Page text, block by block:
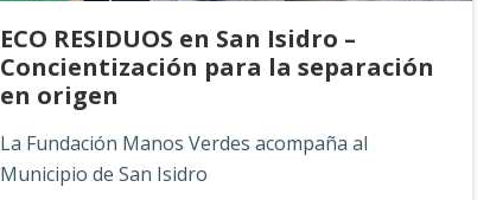
ECO RESIDUOS en San Isidro –
Concientización para la separación
en origen
La Fundación Manos Verdes acompaña al
Municipio de San Isidro